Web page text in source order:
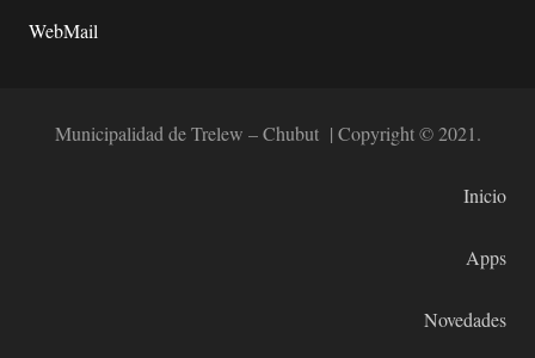
WebMail
Municipalidad de Trelew – Chubut | Copyright © 2021.
Inicio
Apps
Novedades